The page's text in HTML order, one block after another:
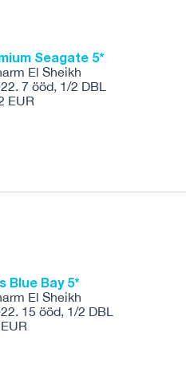
Seagate 5*
El Sheikh
7 ööd, 1/2 DBL
EUR
Blue Bay 5*
El Sheikh
15 ööd, 1/2 DBL